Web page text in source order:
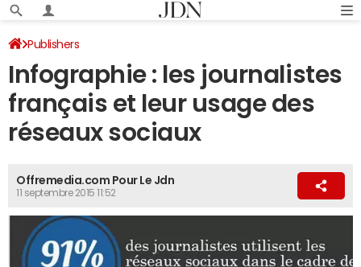
Publishers
Infographie : les journalistes
français et leur usage des
réseaux sociaux
Offremedia.com Pour Le Jdn
11 septembre 2015 11:52